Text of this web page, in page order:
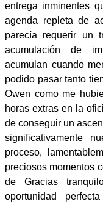
entrega inminentes
agenda repleta de
parecía requerir un
acumulación de
acumulan cuando
podido pasar tanto
Owen como me
horas extras en la
de conseguir un
significativamente
proceso,
preciosos momentos
de Gracias
oportunidad